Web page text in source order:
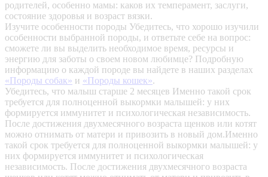
родителей, особенно мамы: каков их темперамент, заслуги,
состояние здоровья и возраст вязки.
Изучите особенности породы Убедитесь, что хорошо изучили
особенности выбранной породы, и ответьте себе на вопрос:
сможете ли вы выделить необходимое время, ресурсы и
энергию для заботы о своем новом любимце? Подробную
информацию о каждой породе вы найдете в наших разделах
«Породы собак» и «Породы кошек».
Убедитесь, что малыш старше 2 месяцев Именно такой срок
требуется для полноценной выкормки малышей: у них
формируется иммунитет и психологическая независимость.
После достижения двухмесячного возраста щенков или котят
можно отнимать от матери и привозить в новый дом.Именно
такой срок требуется для полноценной выкормки малышей: у
них формируется иммунитет и психологическая
независимость. После достижения двухмесячного возраста